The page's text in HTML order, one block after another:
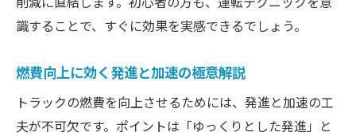
トラック燃費節約に直結する業務見直し術
エコドライブ教育で燃費効果を高める方法
燃費管理で業務負担を軽減する具体策
中型から大型までトラック燃費比較術
中型トラック燃費と大型の違いを把握する
識することで、すぐに効果を実感できるでしょう。
燃費向上に効く発進と加速の極意解説
トラックの燃費を向上させるためには、発進と加速の工
夫が不可欠です。ポイントは「ゆっくりとした発進」と